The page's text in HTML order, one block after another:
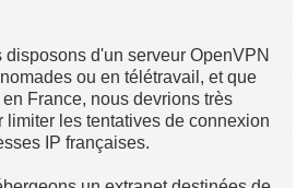
disposons d'un serveur OpenVPN
ou en télétravail, et que
France, nous devrions très
limiter les tentatives de connexion
IP françaises.